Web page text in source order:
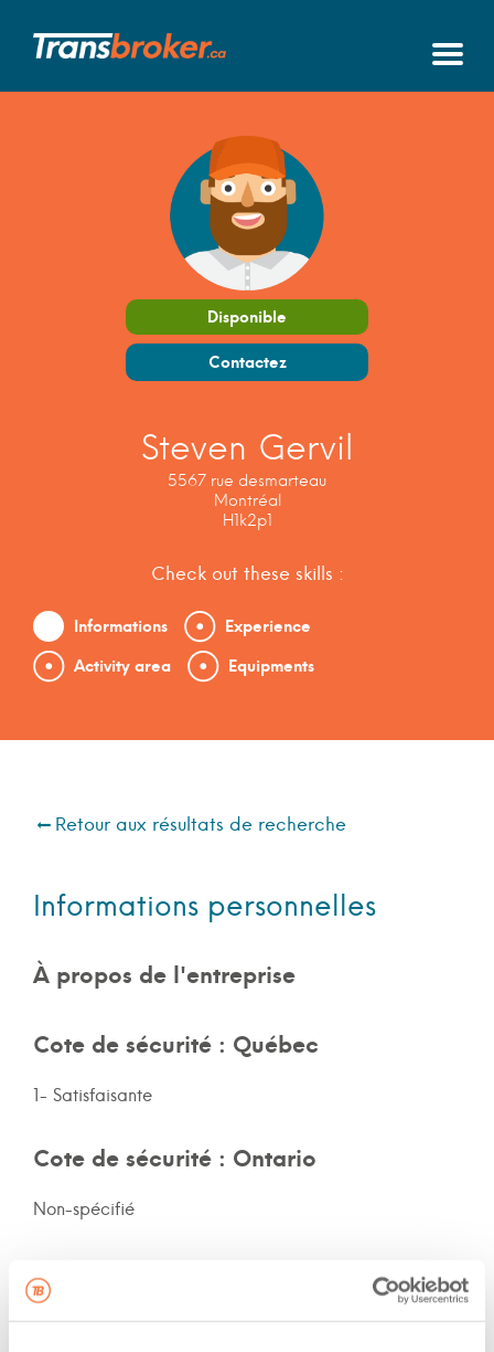
Disponible
Contactez
Steven Gervil
5567 rue desmarteau
Montréal
H1k2p1
Check out these skills :
Informations
Experience
Activity area
Equipments
Retour aux résultats de recherche
Informations personnelles
À propos de l'entreprise
Cote de sécurité : Québec
1- Satisfaisante
Cote de sécurité : Ontario
Non-spécifié
Cote de sécurité: autres provinces
Non-spécifié